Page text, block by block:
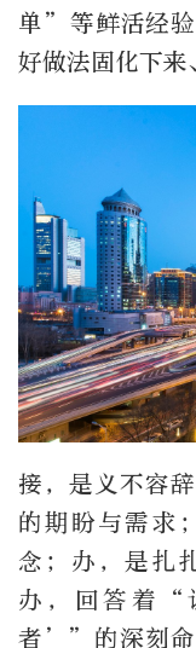
单”等鲜活经验
好做法固化下来
接，是义不容
的期盼与需求
念；办，是扎
办，回答着“
者’”的深刻命